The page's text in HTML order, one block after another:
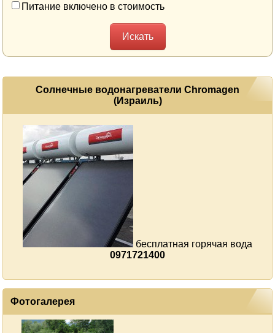
Питание включено в стоимость
Солнечные водонагреватели Сhromagen
(Израиль)
бесплатная горячая вода
0971721400
Фотогалерея